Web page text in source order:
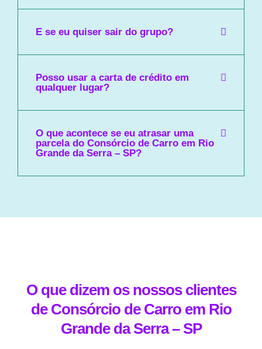
E se eu quiser sair do grupo?
Posso usar a carta de crédito em
qualquer lugar?
O que acontece se eu atrasar uma
parcela do Consórcio de Carro em Rio
Grande da Serra – SP?
O que dizem os nossos clientes
de Consórcio de Carro em Rio
Grande da Serra – SP